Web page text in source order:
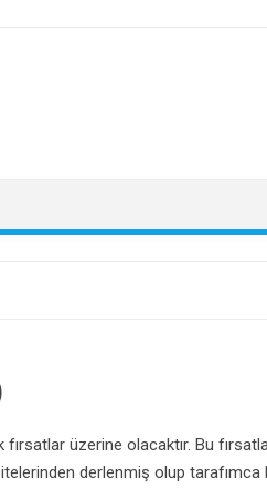
fırsatlar üzerine olacaktır. Bu
derlenmiş olup tarafımca